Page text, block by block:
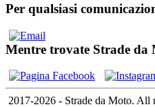
Per qualsiasi
Mentre trovate Strade da
2017-2026 - Strade da Moto. All